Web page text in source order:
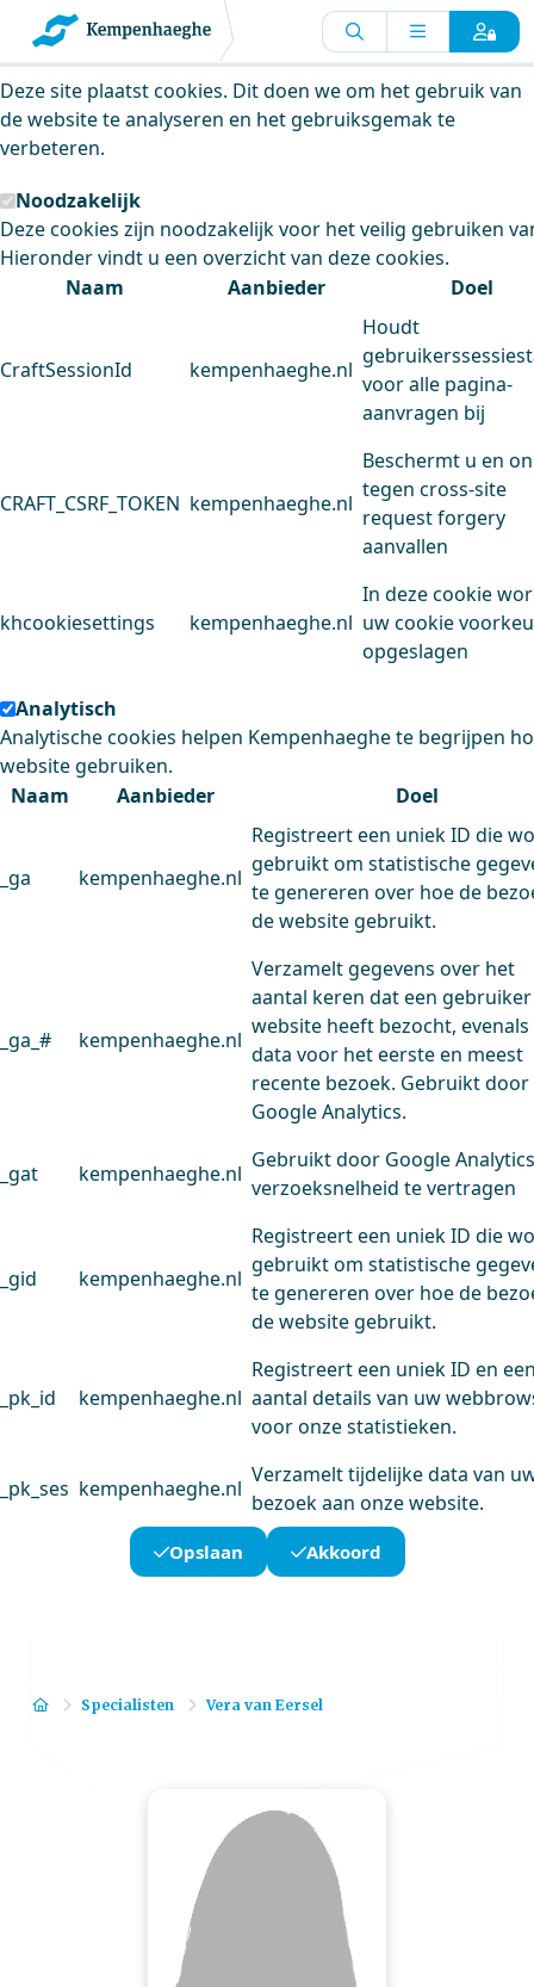
Kempenhaeghe maakt gebruik van
cookies
Deze site plaatst cookies. Dit doen we om het gebruik van
de website te analyseren en het gebruiksgemak te
verbeteren.
Noodzakelijk
Deze cookies zijn noodzakelijk voor het veilig gebruiken
Hieronder vindt u een overzicht van deze cookies.
Naam
Aanbieder Doel
CraftSessionId kempenhaeghe.nl
Houdt
voor alle pagina-
aanvragen bij
CRAFT_CSRF_TOKEN kempenhaeghe.nl
Beschermt u en
tegen cross-site
request forgery
aanvallen
khcookiesettings kempenhaeghe.nl
In deze cookie
uw cookie
opgeslagen
Analytisch
Analytische cookies helpen Kempenhaeghe te begrijpen
website gebruiken.
Naam
Aanbieder Doel
_ga kempenhaeghe.nl
Registreert een uniek ID die
gebruikt om statistische
te genereren over hoe de
de website gebruikt.
_ga_# kempenhaeghe.nl
Verzamelt gegevens over het
aantal keren dat een
website heeft bezocht, evenals
data voor het eerste en meest
recente bezoek. Gebruikt door
Google Analytics.
_gat kempenhaeghe.nl
Gebruikt door Google
verzoeksnelheid te vertragen
_gid kempenhaeghe.nl
Registreert een uniek ID die
gebruikt om statistische
te genereren over hoe de
de website gebruikt.
_pk_id kempenhaeghe.nl
Registreert een uniek ID en
aantal details van uw
voor onze statistieken.
_pk_ses kempenhaeghe.nl
Verzamelt tijdelijke data van
bezoek aan onze website.
Opslaan Akkoord
HomeSpecialisten Vera van Eersel